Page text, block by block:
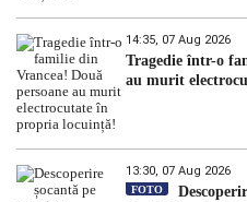
14:35, 07 Aug 2026
Tragedie într-o
au murit
13:30, 07 Aug 2026
FOTO